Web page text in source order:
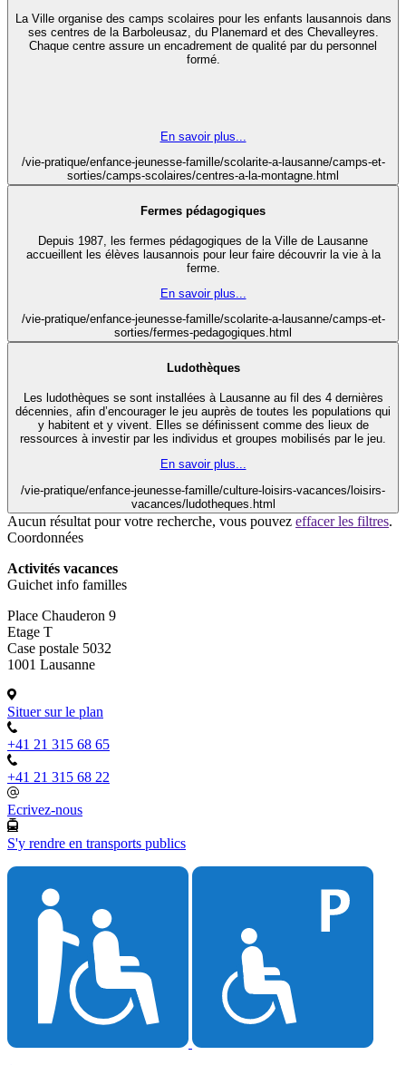
La Ville organise des camps scolaires pour les enfants lausannois dans
ses centres de la Barboleusaz, du Planemard et des Chevalleyres.
Chaque centre assure un encadrement de qualité par du personnel
formé.
En savoir plus...
/vie-pratique/enfance-jeunesse-famille/scolarite-a-lausanne/camps-et-
sorties/camps-scolaires/centres-a-la-montagne.html
Fermes pédagogiques
Depuis 1987, les fermes pédagogiques de la Ville de Lausanne
accueillent les élèves lausannois pour leur faire découvrir la vie à la
ferme.
En savoir plus...
/vie-pratique/enfance-jeunesse-famille/scolarite-a-lausanne/camps-et-
sorties/fermes-pedagogiques.html
Ludothèques
Les ludothèques se sont installées à Lausanne au fil des 4 dernières
décennies, afin d’encourager le jeu auprès de toutes les populations qui
y habitent et y vivent. Elles se définissent comme des lieux de
ressources à investir par les individus et groupes mobilisés par le jeu.
En savoir plus...
/vie-pratique/enfance-jeunesse-famille/culture-loisirs-vacances/loisirs-
vacances/ludotheques.html
Aucun résultat pour votre recherche, vous pouvez effacer les filtres.
Coordonnées
Activités vacances
Guichet info familles
Place Chauderon 9
Etage T
Case postale 5032
1001 Lausanne
Situer sur le plan
+41 21 315 68 65
+41 21 315 68 22
Ecrivez-nous
S'y rendre en transports publics